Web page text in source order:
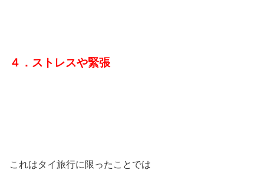
４．ストレスや緊張
これはタイ旅行に限ったことでは